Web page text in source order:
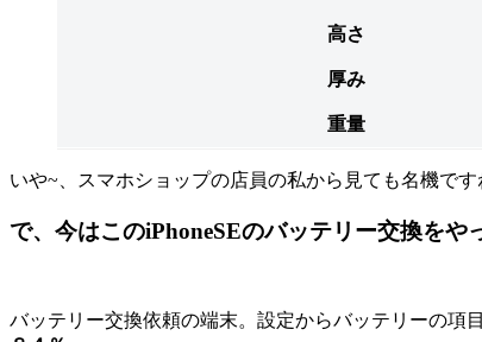
高さ
厚み
重量
いや~、スマホショップの店員の私から見ても名機です
で、今はこのiPhoneSEのバッテリー交換をや
バッテリー交換依頼の端末。設定からバッテリーの項